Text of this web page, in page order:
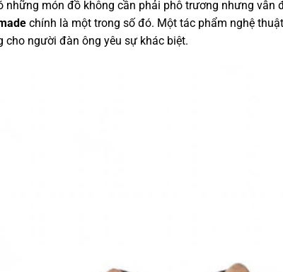
những món đồ không cần phải phô trương nhưng
chính là một trong số đó. Một tác phẩm nghệ
người đàn ông yêu sự khác biệt.